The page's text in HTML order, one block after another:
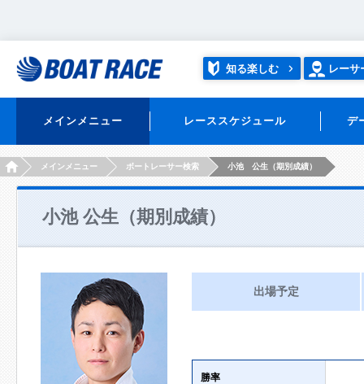
知る楽しむ レーサ
メインメニュー レーススケジュール デ
HOMEメインメニュー ボートレーサー検索 小池 公生（期別成績）
小池 公生（期別成績）
出場予定
勝率